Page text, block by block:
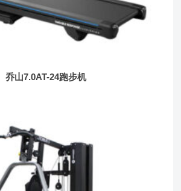
乔山7.0AT-24跑步机